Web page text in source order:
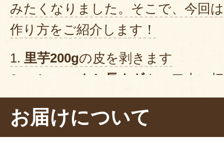
みたくなりました。そこで、今回は
作り方をご紹介します！
1. 里芋200gの皮を剥きます
2.
コンニャクと長ネギ を一口大に
3. 水を入れた鍋に、里芋・コンニ
ます
お届けについて